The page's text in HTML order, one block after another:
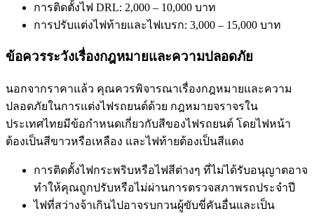
การติดตั้งไฟ DRL: 2,000 – 10,000 บาท
การปรับแต่งไฟท้ายและไฟเบรก: 3,000 – 15,000 บาท
ข้อควรระวังเรื่องกฎหมายและความปลอดภัย
นอกจากราคาแล้ว คุณควรพิจารณาเรื่องกฎหมายและความ
ปลอดภัยในการแต่งไฟรถยนต์ด้วย กฎหมายจราจรใน
ประเทศไทยมีข้อกำหนดเกี่ยวกับสีของไฟรถยนต์ โดยไฟหน้า
ต้องเป็นสีขาวหรือเหลือง และไฟท้ายต้องเป็นสีแดง
การติดตั้งไฟกระพริบหรือไฟสีต่างๆ ที่ไม่ได้รับอนุญาตอาจ
ทำให้คุณถูกปรับหรือไม่ผ่านการตรวจสภาพรถประจำปี
ไฟที่สว่างจ้าเกินไปอาจรบกวนผู้ขับขี่คันอื่นและเป็น